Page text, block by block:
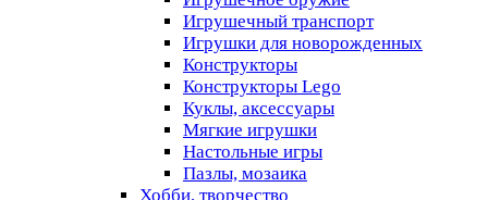
Игрушечный транспорт
Игрушки для новорожденных
Конструкторы
Конструкторы Lego
Куклы, аксессуары
Мягкие игрушки
Настольные игры
Пазлы, мозаика
Хобби, творчество